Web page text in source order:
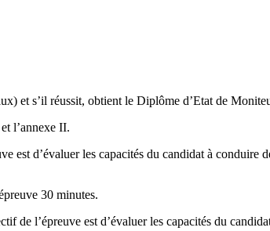
et s’il réussit, obtient le Diplôme d’Etat de
et l’annexe II.
d’évaluer les capacités du candidat à conduire
30 minutes.
l’épreuve est d’évaluer les capacités du